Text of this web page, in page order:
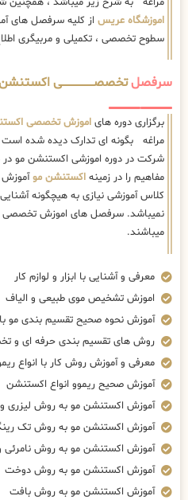
اموزشگاه عریس از کلیه سرفصل های
سطوح تخصصی ، تکمیلی و مربیگری
سرفصلتخصصــــــــــــــــــــی
برگزاری دوره های اموزش تخصصی
مراغه بگونه ای تدارک دیده شده است
شرکت در دوره اموزشی اکستنشن مو
مفاهیم را در زمینه اکستنشن موآموزش
کلاس آموزشی نیازی به هیچگونه
نمیباشد. سرفصل های اموزش تخصصی
میباشند.
معرفی و آشنایی با ابزار و لوازم کار
اموزش تشخیص موی طبیعی و الیاف
آموزش نحوه صحیح تقسیم بندی مو با
روش های تقسیم بندی حرفه ای و
معرفی و آموزش روش کار با انواع
آموزش صحیح ریموو انواع اکستنشن
آموزش اکستنشن مو به روش لیزری و
آموزش اکستنشن مو به روش تک
آموزش اکستنشن مو به روش نامرئی و
آموزش اکستنشن مو به روش دوخت
آموزش اکستنشن مو به روش بافت